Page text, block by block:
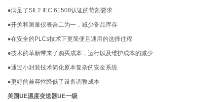
●满足了SIL2 IEC 61508认证的苛刻要求
●开关和测量仪表合二为一，减少备品库存
●在安全的PLCs技术下更简便且通用的选择过程
●技术的革新带来了购买成本，运行以及维护成本的减少
●通过小封装技术简化原本复杂的安全系统
●更好的兼容性降低了设备调整成本
美国UE温度变送器UE一级